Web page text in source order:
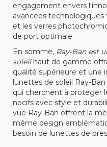
engagement envers
avancées technologiques
et les verres
de port optimale.
En somme, Ray-Ban est
soleilhaut de gamme
qualité supérieure et une
lunettes de soleil Ray-
qui cherchent à protéger
nocifs avec style et
vue Ray-Ban offrent la
même design
besoin de lunettes de